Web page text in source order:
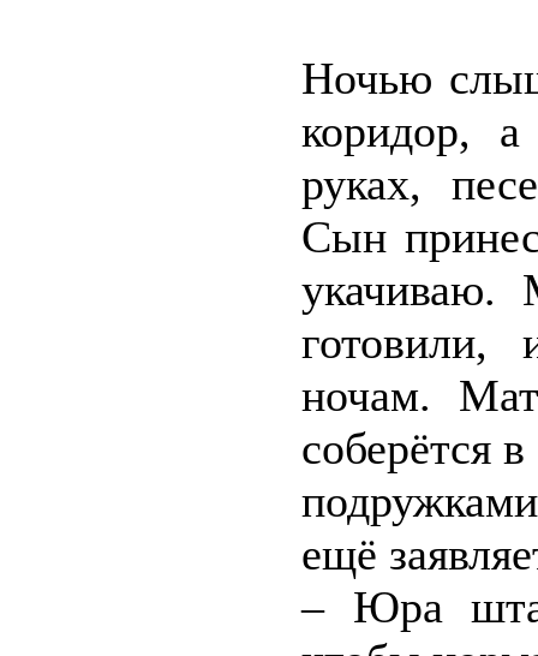
Ночью
коридор,
руках,
Сын
готовили,
ночам.
соберётся
ещё
– Юра